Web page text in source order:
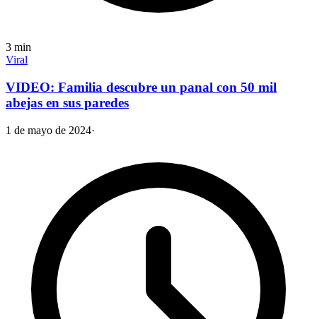
3 min
Viral
VIDEO: Familia descubre un panal con 50 mil
abejas en sus paredes
1 de mayo de 2024·